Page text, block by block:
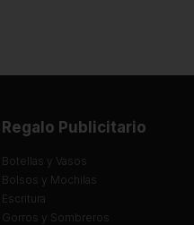
Regalo Publicitario
Botellas y Vasos
Bolsos y Mochilas
Escritura
Gorros y Sombreros